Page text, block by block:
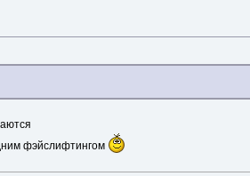
фэйслифтингом